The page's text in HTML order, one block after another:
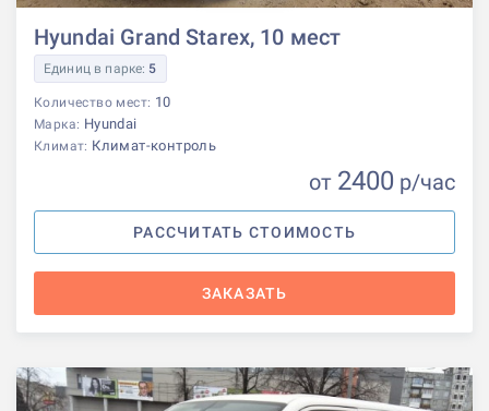
Hyundai Grand Starex, 10 мест
Единиц в парке: 5
Количество мест: 10
Марка: Hyundai
Климат: Климат-контроль
от 2400 р/час
РАССЧИТАТЬ СТОИМОСТЬ
ЗАКАЗАТЬ